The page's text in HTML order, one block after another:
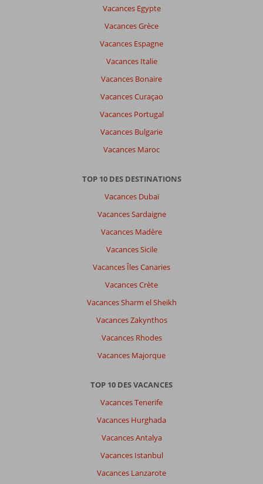
Vacances Egypte
Vacances Grèce
Vacances Espagne
Vacances Italie
Vacances Bonaire
Vacances Curaçao
Vacances Portugal
Vacances Bulgarie
Vacances Maroc
TOP 10 DES DESTINATIONS
Vacances Dubaï
Vacances Sardaigne
Vacances Madère
Vacances Sicile
Vacances Îles Canaries
Vacances Crète
Vacances Sharm el Sheikh
Vacances Zakynthos
Vacances Rhodes
Vacances Majorque
TOP 10 DES VACANCES
Vacances Tenerife
Vacances Hurghada
Vacances Antalya
Vacances Istanbul
Vacances Lanzarote